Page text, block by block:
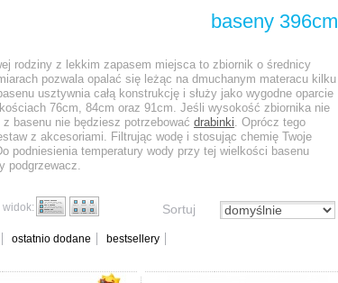
baseny 396cm
rodziny z lekkim zapasem miejsca to zbiornik o średnicy
pozwala opalać się leżąc na dmuchanym materacu kilku
usztywnia całą konstrukcję i służy jako wygodne oparcie
76cm, 84cm oraz 91cm. Jeśli wysokość zbiornika nie
basenu nie będziesz potrzebować drabinki. Oprócz tego
z akcesoriami. Filtrując wodę i stosując chemię Twoje
podniesienia temperatury wody przy tej wielkości basenu
podgrzewacz.
widok:
Sortuj
ostatnio dodane bestsellery